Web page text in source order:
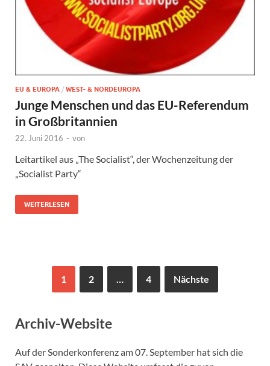
EU & EUROPA / WEST- & NORDEUROPA
Junge Menschen und das EU-Referendum
in Großbritannien
22. Juni 2016 - von
Leitartikel aus „The Socialist“, der Wochenzeitung der
„Socialist Party“
WEITERLESEN
1 2 … 4 Nächste
Archiv-Website
Auf der Sonderkonferenz am 07. September hat sich die